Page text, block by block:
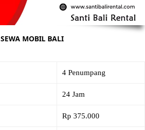
SEWA MOBIL BALI
4 Penumpang
24 Jam
Rp 375.000